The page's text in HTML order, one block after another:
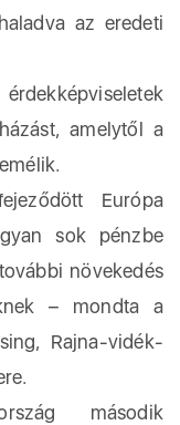
az eredeti
amelytől a
Európa
sok pénzbe
növekedés
– mondta a
Rajna-vidék-
második